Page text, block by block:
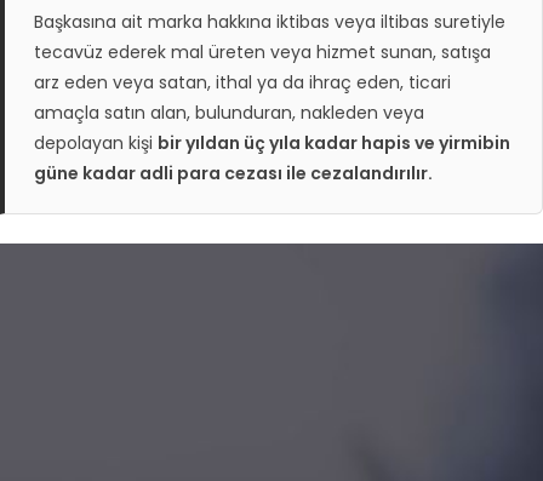
Başkasına ait marka hakkına iktibas veya iltibas suretiyle
tecavüz ederek mal üreten veya hizmet sunan, satışa
arz eden veya satan, ithal ya da ihraç eden, ticari
amaçla satın alan, bulunduran, nakleden veya
depolayan kişi bir yıldan üç yıla kadar hapis ve yirmibin
güne kadar adli para cezası ile cezalandırılır.